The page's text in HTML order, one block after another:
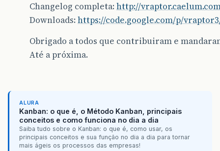
Changelog completa: http://
Downloads: https://code.google.com/p/
Obrigado a todos que contribuiram e
Até a próxima.
ALURA
Kanban: o que é, o Método Kanban, principais
conceitos e como funciona no dia a dia
Saiba tudo sobre o Kanban: o que é, como usar, os
principais conceitos e sua função no dia a dia para tornar
mais ágeis os processos das empresas!